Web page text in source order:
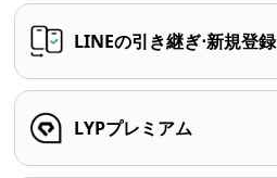
LINEの引き継ぎ⋅新規登録
LYPプレミアム